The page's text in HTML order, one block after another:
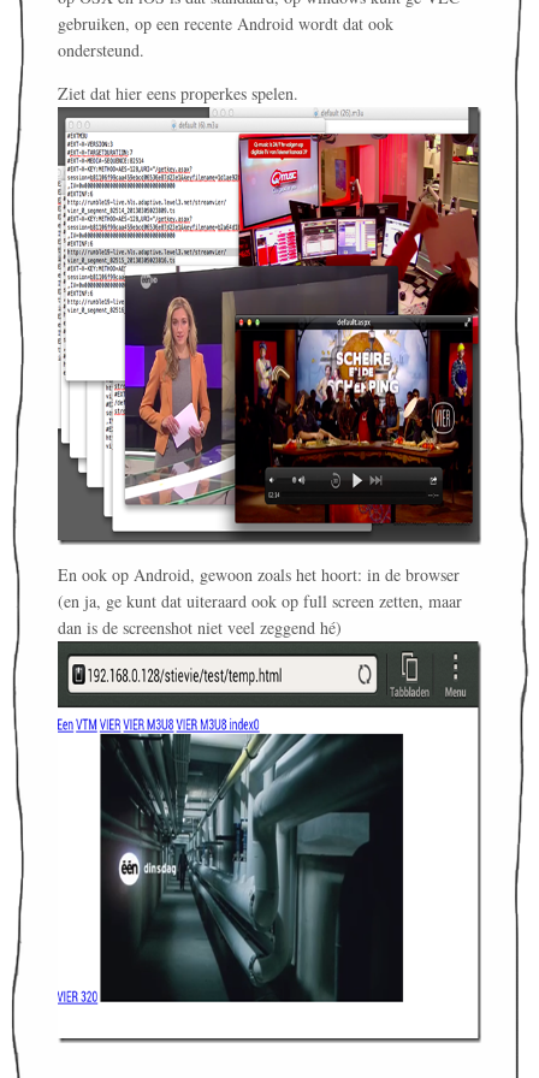
gebruiken, op een recente Android wordt dat ook
ondersteund.
Ziet dat hier eens properkes spelen.
En ook op Android, gewoon zoals het hoort: in de browser
(en ja, ge kunt dat uiteraard ook op full screen zetten, maar
dan is de screenshot niet veel zeggend hé)